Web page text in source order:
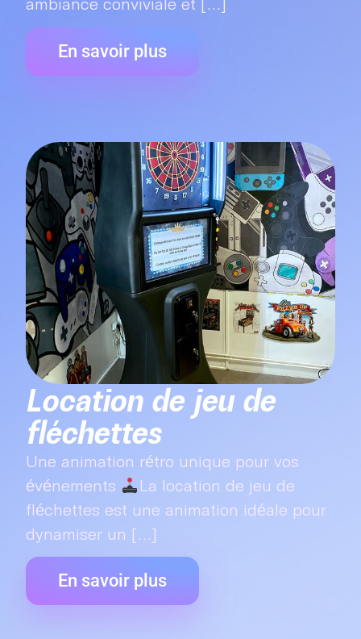
En savoir plus
Location de jeu de
fléchettes
Une animation rétro unique pour vos
événements
La location de jeu de
fléchettes est une animation idéale pour
dynamiser un [...]
En savoir plus